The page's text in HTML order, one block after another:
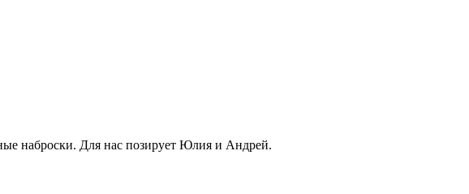
наброски. Для нас позирует Юлия и Андрей.